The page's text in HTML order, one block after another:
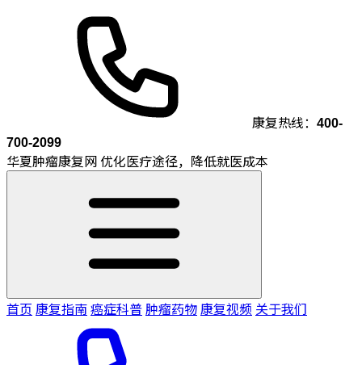
康复热线： 400-
700-2099
华夏肿瘤康复网 优化医疗途径，降低就医成本
首页 康复指南癌症科普肿瘤药物康复视频 关于我们